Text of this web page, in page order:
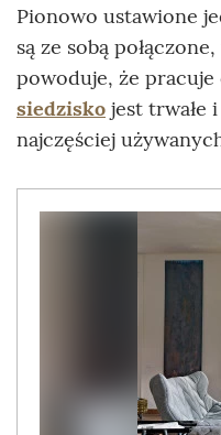
Pionowo ustawione
są ze sobą
powoduje, że pracuje
siedzisko jest trwałe
najczęściej